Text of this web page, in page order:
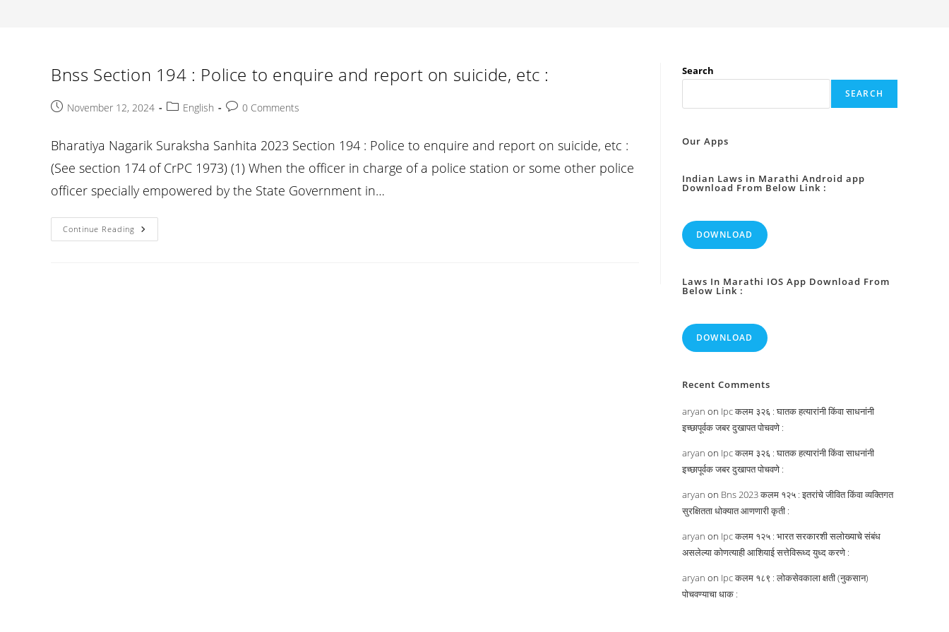
Bnss Section 194 : Police to enquire and report on suicide, etc :
PostNovember 12, 2024
PostEnglish
Post0 Comments
Bharatiya Nagarik Suraksha Sanhita 2023 Section 194 : Police to enquire and report on suicide, etc :
(See section 174 of CrPC 1973) (1) When the officer in charge of a police station or some other police
officer specially empowered by the State Government in…
Continue Reading Bnss
Section
Search
SEARCH
Our Apps
Indian Laws in Marathi Android app
Download From Below Link :
DOWNLOAD
Laws In Marathi IOS App Download From
Below Link :
DOWNLOAD
Recent Comments
aryan on Ipc कलम ३२६ : घातक हत्यारांनी किंवा साधनांनी
इच्छापूर्वक जबर दुखापत पोचवणे :
aryan on Ipc कलम ३२६ : घातक हत्यारांनी किंवा साधनांनी
इच्छापूर्वक जबर दुखापत पोचवणे :
aryan on Bns 2023 कलम १२५ : इतरांचे जीवित किंवा व्यक्तिगत
सुरक्षितता धोक्यात आणणारी कृती :
aryan on Ipc कलम १२५ : भारत सरकारशी सलोख्याचे संबंध
असलेल्या कोणत्याही आशियाई सत्तेविरूध्द युध्द करणे :
aryan on Ipc कलम १८९ : लोकसेवकाला क्षती (नुकसान)
पोचवण्याचा धाक :